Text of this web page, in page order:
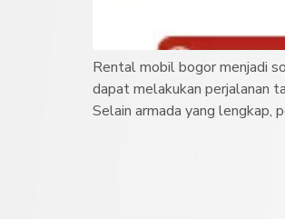
Rental mobil bogor menjadi
dapat melakukan perjalanan
Selain armada yang lengkap,